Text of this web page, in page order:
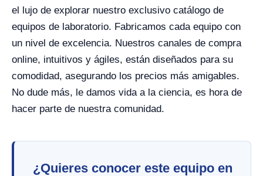
el lujo de explorar nuestro exclusivo catálogo de
equipos de laboratorio. Fabricamos cada equipo con
un nivel de excelencia. Nuestros canales de compra
online, intuitivos y ágiles, están diseñados para su
comodidad, asegurando los precios más amigables.
No dude más, le damos vida a la ciencia, es hora de
hacer parte de nuestra comunidad.
¿Quieres conocer este equipo en